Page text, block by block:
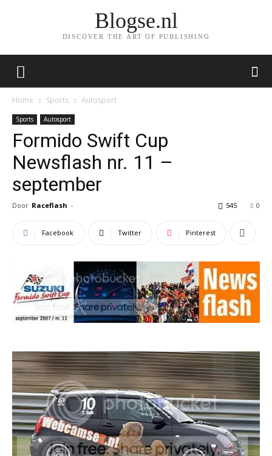
Blogse.nl
DISCOVER THE ART OF PUBLISHING
Home Sports Autosport
Sports Autosport
Formido Swift Cup
Newsflash nr. 11 –
september
Door Raceflash - 0
545
Facebook Twitter Pinterest